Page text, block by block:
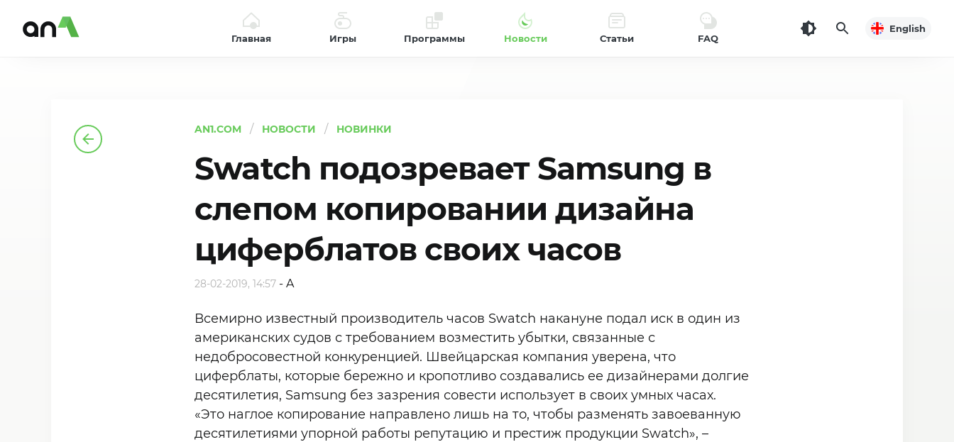
Главная Игры Программы Новости Статьи FAQ
English
AN1.COM НОВОСТИ НОВИНКИ
Swatch подозревает Samsung в
слепом копировании дизайна
циферблатов своих часов
28-02-2019, 14:57 -A
Всемирно известный производитель часов Swatch накануне подал иск в один из
американских судов с требованием возместить убытки, связанные с
недобросовестной конкуренцией. Швейцарская компания уверена, что
циферблаты, которые бережно и кропотливо создавались ее дизайнерами долгие
десятилетия, Samsung без зазрения совести использует в своих умных часах.
«Это наглое копирование направлено лишь на то, чтобы разменять завоеванную
десятилетиями упорной работы репутацию и престиж продукции Swatch», –